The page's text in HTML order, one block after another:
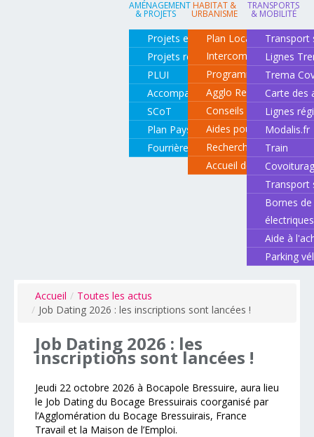
AMÉNAGEMENT
& PROJETS
Projets en cours
Projets réalisés
PLUI
Accompagnement de projets
SCoT
Plan Paysage
Fourrière animale
HABITAT &
URBANISME
Plan Local d'Urbanisme
Intercommunal
Programme local de
Agglo Renov
Conseils pour rénover
Aides pour rénover
Recherche d'un
Accueil des gens du
TRANSPORTS
& MOBILITÉ
Transport
Lignes
Trema
Carte des
Lignes
Modalis.fr
Train
Transport
Bornes
électriques
Aide à
Parking
Accueil / Toutes les actus
/ Job Dating 2026 : les inscriptions sont lancées !
Job Dating 2026 : les
inscriptionssont lancées !
Jeudi 22 octobre 2026 à Bocapole Bressuire, aura lieu
le Job Datingdu Bocage Bressuirais coorganisé par
l’Agglomération du Bocage Bressuirais, France
Travail et la Maison de l’Emploi.